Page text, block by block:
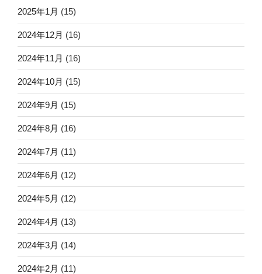
2025年1月 (15)
2024年12月 (16)
2024年11月 (16)
2024年10月 (15)
2024年9月 (15)
2024年8月 (16)
2024年7月 (11)
2024年6月 (12)
2024年5月 (12)
2024年4月 (13)
2024年3月 (14)
2024年2月 (11)